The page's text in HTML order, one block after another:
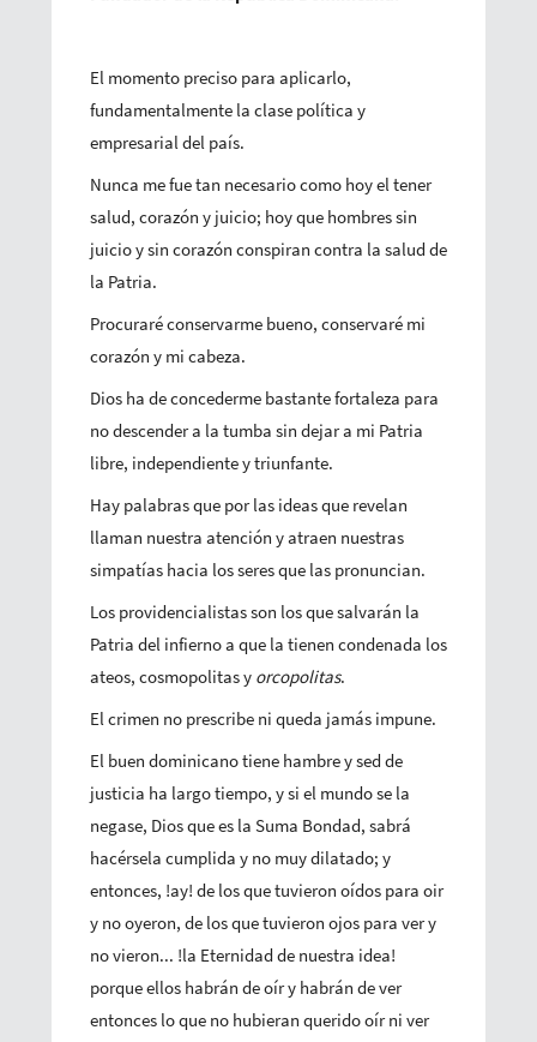
El momento preciso para aplicarlo,
fundamentalmente la clase política y
empresarial del país.
Nunca me fue tan necesario como hoy el tener
salud, corazón y juicio; hoy que hombres sin
juicio y sin corazón conspiran contra la salud de
la Patria.
Procuraré conservarme bueno, conservaré mi
corazón y mi cabeza.
Dios ha de concederme bastante fortaleza para
no descender a la tumba sin dejar a mi Patria
libre, independiente y triunfante.
Hay palabras que por las ideas que revelan
llaman nuestra atención y atraen nuestras
simpatías hacia los seres que las pronuncian.
Los providencialistas son los que salvarán la
Patria del infierno a que la tienen condenada los
ateos, cosmopolitas y orcopolitas.
El crimen no prescribe ni queda jamás impune.
El buen dominicano tiene hambre y sed de
justicia ha largo tiempo, y si el mundo se la
negase, Dios que es la Suma Bondad, sabrá
hacérsela cumplida y no muy dilatado; y
entonces, !ay! de los que tuvieron oídos para oir
y no oyeron, de los que tuvieron ojos para ver y
no vieron... !la Eternidad de nuestra idea!
porque ellos habrán de oír y habrán de ver
entonces lo que no hubieran querido oír ni ver